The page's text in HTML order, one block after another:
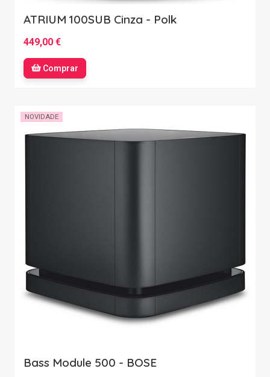
ATRIUM 100SUB Cinza - Polk
449,00 €
Comprar
NOVIDADE
Bass Module 500 - BOSE